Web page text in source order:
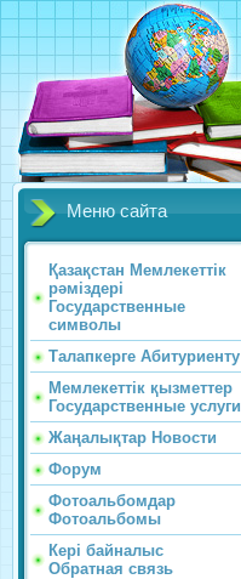
Меню сайта
Қазақстан Мемлекеттік
рәміздері
Государственные
символы
Талапкерге Абитуриенту
Мемлекеттік қызметтер
Государственные услуги
Жаңалықтар Новости
Форум
Фотоальбомдар
Фотоальбомы
Кері байналыс
Обратная связь